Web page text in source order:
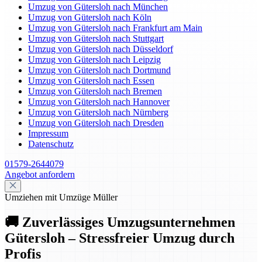
Umzug von Gütersloh nach München
Umzug von Gütersloh nach Köln
Umzug von Gütersloh nach Frankfurt am Main
Umzug von Gütersloh nach Stuttgart
Umzug von Gütersloh nach Düsseldorf
Umzug von Gütersloh nach Leipzig
Umzug von Gütersloh nach Dortmund
Umzug von Gütersloh nach Essen
Umzug von Gütersloh nach Bremen
Umzug von Gütersloh nach Hannover
Umzug von Gütersloh nach Nürnberg
Umzug von Gütersloh nach Dresden
Impressum
Datenschutz
01579-2644079
Angebot anfordern
Umziehen mit Umzüge Müller
🚚 Zuverlässiges Umzugsunternehmen
Gütersloh – Stressfreier Umzug durch
Profis